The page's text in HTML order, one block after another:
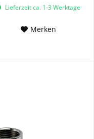
Lieferzeit ca. 1-3 Werktage
Merken